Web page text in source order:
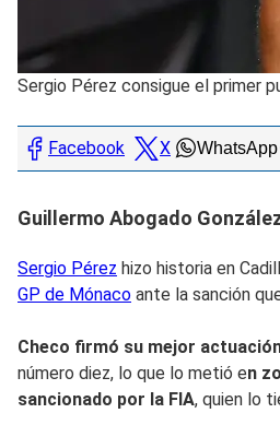
Sergio Pérez consigue el primer
Facebook X WhatsApp
Guillermo Abogado
Sergio Pérez hizo historia en
GP de Mónaco ante la sanción
Checo firmó su mejor
número diez, lo que lo metió en
sancionado por la FIA, quien lo